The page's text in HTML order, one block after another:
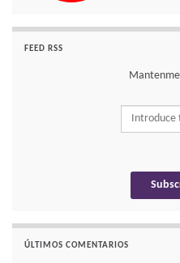
FEED RSS
ÚLTIMOS COMENTARIOS